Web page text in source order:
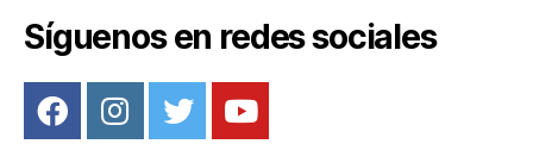
k
Síguenos en redes sociales